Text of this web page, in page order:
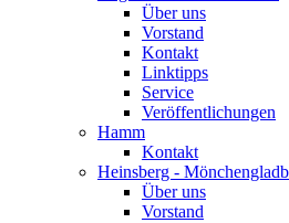
Über uns
Vorstand
Kontakt
Linktipps
Service
Veröffentlichungen
Hamm
Kontakt
Heinsberg -
Über uns
Vorstand